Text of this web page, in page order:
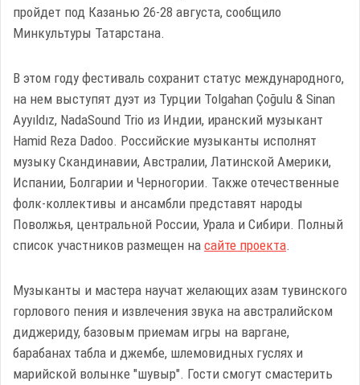
пройдет под Казанью 26-28 августа, сообщило
Минкультуры Татарстана.
В этом году фестиваль сохранит статус международного,
на нем выступят дуэт из Турции Tolgahan Çoğulu & Sinan
Ayyıldız, NadaSound Trio из Индии, иранский музыкант
Hamid Reza Dadoo. Российские музыканты исполнят
музыку Скандинавии, Австралии, Латинской Америки,
Испании, Болгарии и Черногории. Также отечественные
фолк-коллективы и ансамбли представят народы
Поволжья, центральной России, Урала и Сибири. Полный
список участников размещен на сайте проекта.
Музыканты и мастера научат желающих азам тувинского
горлового пения и извлечения звука на австралийском
диджериду, базовым приемам игры на варгане,
барабанах табла и джембе, шлемовидных гуслях и
марийской волынке "шувыр". Гости смогут смастерить